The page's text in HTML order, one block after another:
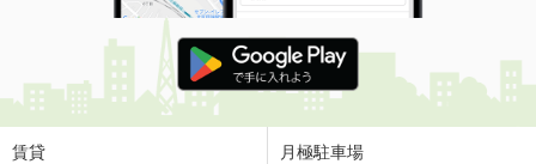
栃木県宇都宮市雀宮町
価 格
5.06万円
住 所
栃木県宇都宮市雀宮町
物件種別
賃貸 月極駐車場